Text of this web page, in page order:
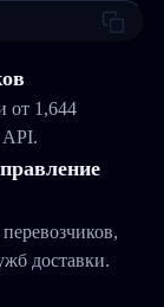
от 1,644
API.
доставки.